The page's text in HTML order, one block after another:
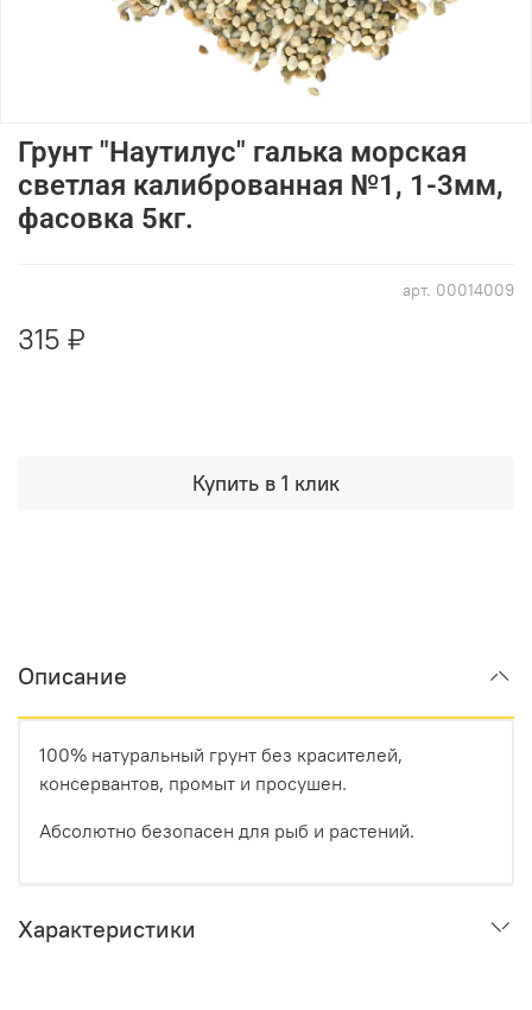
арт. 00014009
Грунт "Наутилус" галька морская
светлая калиброванная №1, 1-3мм,
фасовка 5кг.
315 ₽
Купить в 1 клик
Описание
100% натуральный грунт без красителей,
консервантов, промыт и просушен.
Абсолютно безопасен для рыб и растений.
Характеристики